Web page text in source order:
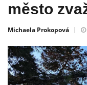
město
Michaela Prokopová